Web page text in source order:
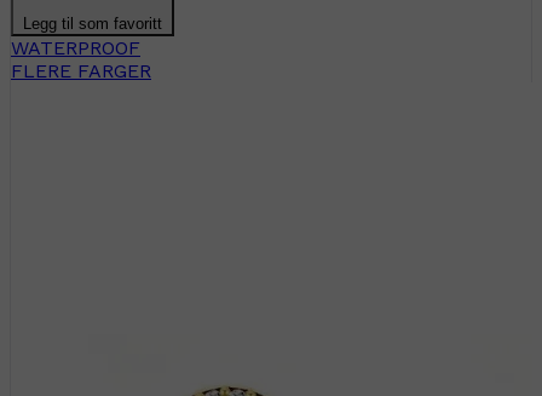
Legg til som favoritt
WATERPROOF
FLERE FARGER